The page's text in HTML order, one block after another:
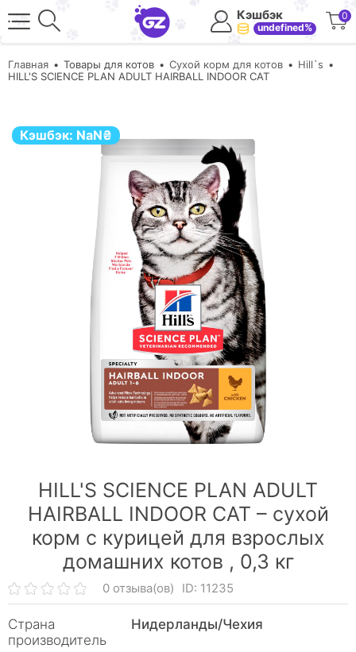
Кэшбэк
undefined%
0
Главная Товары для котов Сухой корм для котов
Hill`s
HILL'S SCIENCE PLAN ADULT HAIRBALL INDOOR CAT
Кэшбэк: NaN₴
HILL'S SCIENCE PLAN ADULT
HAIRBALL INDOOR CAT – сухой
корм с курицей для взрослых
домашних котов , 0,3 кг
0 отзыва(ов) ID: 11235
Страна
производитель
Нидерланды/Чехия